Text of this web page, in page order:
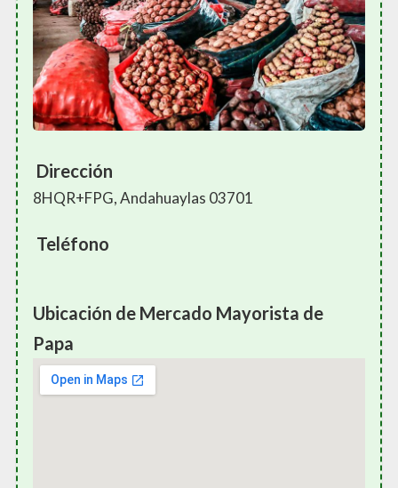
Dirección
8HQR+FPG, Andahuaylas 03701
Teléfono
Ubicación de Mercado Mayorista de
Papa